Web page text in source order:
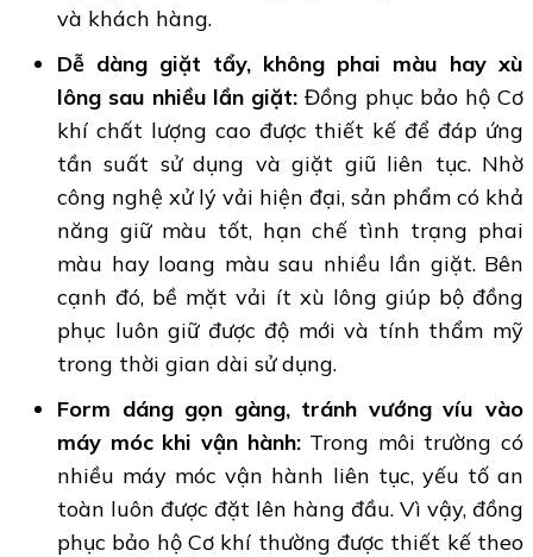
và khách hàng.
Dễ dàng giặt tẩy, không phai màu hay xù
lông sau nhiều lần giặt: Đồng phục bảo hộ Cơ
khí chất lượng cao được thiết kế để đáp ứng
tần suất sử dụng và giặt giũ liên tục. Nhờ
công nghệ xử lý vải hiện đại, sản phẩm có khả
năng giữ màu tốt, hạn chế tình trạng phai
màu hay loang màu sau nhiều lần giặt. Bên
cạnh đó, bề mặt vải ít xù lông giúp bộ đồng
phục luôn giữ được độ mới và tính thẩm mỹ
trong thời gian dài sử dụng.
Form dáng gọn gàng, tránh vướng víu vào
máy móc khi vận hành: Trong môi trường có
nhiều máy móc vận hành liên tục, yếu tố an
toàn luôn được đặt lên hàng đầu. Vì vậy, đồng
phục bảo hộ Cơ khí thường được thiết kế theo